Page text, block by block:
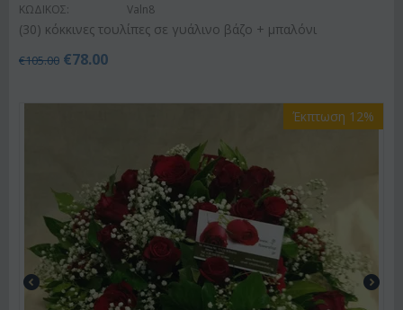
ΚΩΔΙΚΟΣ: Valn8
(30) κόκκινες τουλίπες σε γυάλινο βάζο + μπαλόνι
€105.00 €78.00
Έκπτωση 12%